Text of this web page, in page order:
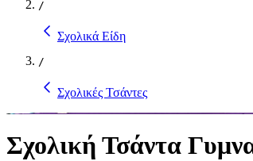
/
Σχολικά Είδη
/
Σχολικές Τσάντες
Σχολική Τσάντα